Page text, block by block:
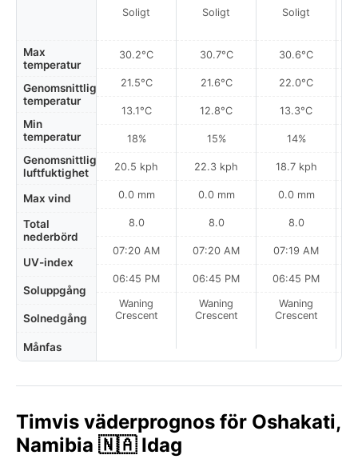
Max
temperatur
Genomsnittlig
temperatur
Min
temperatur
Genomsnittlig
luftfuktighet
Max vind
Total
nederbörd
UV-index
Soluppgång
Solnedgång
Månfas
Soligt
30.2°C
21.5°C
13.1°C
18%
20.5 kph
0.0 mm
8.0
07:20 AM
06:45 PM
Waning
Crescent
Soligt
30.7°C
21.6°C
12.8°C
15%
22.3 kph
0.0 mm
8.0
07:20 AM
06:45 PM
Waning
Crescent
Soligt
30.6°C
22.0°C
13.3°C
14%
18.7 kph
0.0 mm
8.0
07:19 AM
06:45 PM
Waning
Crescent
Timvis väderprognos för Oshakati,
Namibia 🇳🇦 Idag